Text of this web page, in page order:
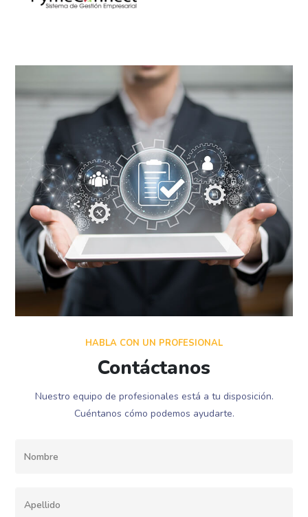
HABLA CON UN PROFESIONAL
Contáctanos
Nuestro equipo de profesionales está a tu disposición.
Cuéntanos cómo podemos ayudarte.